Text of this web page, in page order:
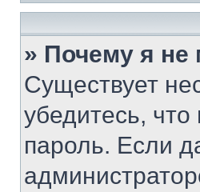
» Почему я не
Существует
убедитесь,
пароль. Если